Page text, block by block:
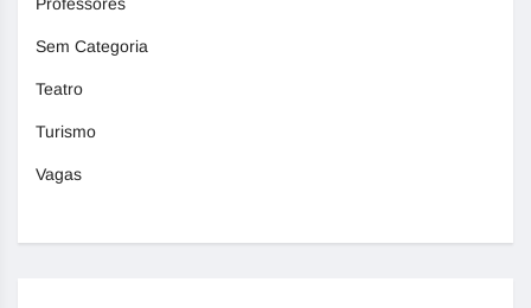
Sem Categoria
Teatro
Turismo
Vagas